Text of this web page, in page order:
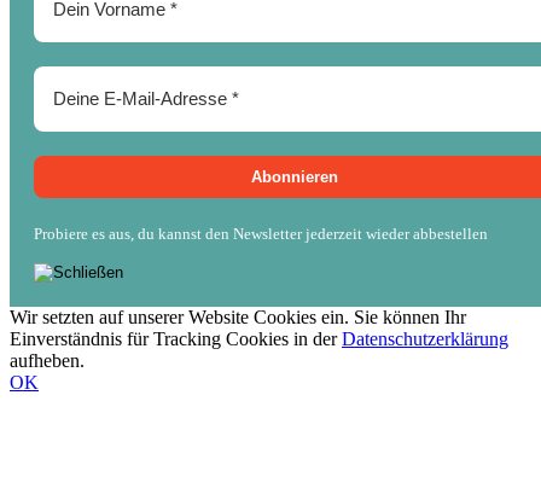
Probiere es aus, du kannst den Newsletter jederzeit wieder abbestellen
Wir setzten auf unserer Website Cookies ein. Sie können Ihr
Einverständnis für Tracking Cookies in derDatenschutzerklärung
aufheben.
OK